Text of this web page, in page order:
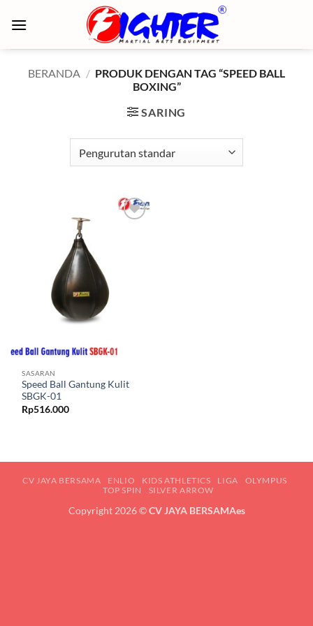
BERANDA / PRODUK DENGAN TAG “SPEED BALL
BOXING”
SARING
SASARAN
Speed Ball Gantung Kulit
SBGK-01
Rp516.000
CV JAYA BERSAMA ENLIO KIDS ATHLETICS LIGA
OLYMPUS
TOP SPIN
SILVER ARROW
Copyright 2026 ©CV JAYA BERSAMAes